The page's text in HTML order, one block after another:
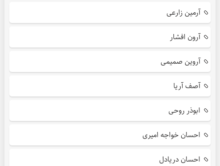
آرمین زارعی
آرون افشار
آروین صمیمی
آصف آریا
ابوذر روحی
احسان خواجه امیری
احسان دریادل